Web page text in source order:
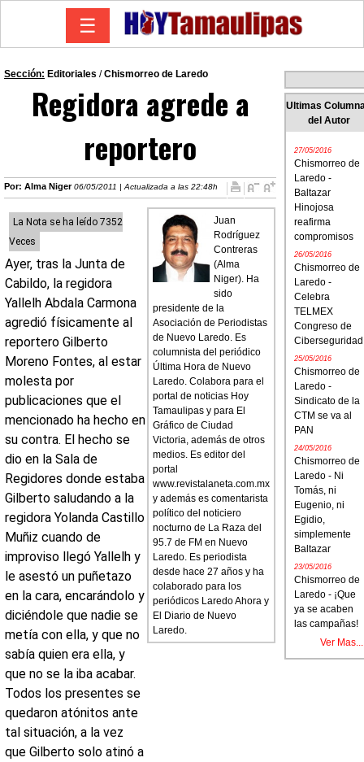
☰
Sección: Editoriales /Chismorreo de Laredo
Regidora agrede a
reportero
Por: Alma Niger 06/05/2011 | Actualizada a las 22:48h
La Nota se ha leído 7352
Veces
Ayer, tras la Junta de
Cabildo, la regidora
Yallelh Abdala Carmona
agredió físicamente al
reportero Gilberto
Moreno Fontes, al estar
molesta por
publicaciones que el
mencionado ha hecho en
su contra. El hecho se
dio en la Sala de
Regidores donde estaba
Gilberto saludando a la
regidora Yolanda Castillo
Muñiz cuando de
improviso llegó Yallelh y
le asestó un puñetazo
en la cara, encarándolo y
diciéndole que nadie se
metía con ella, y que no
sabía quien era ella, y
que no se la iba acabar.
Todos los presentes se
quedaron atónitos ante
tal situación, a la vez
que Gilberto solo atinó a
Juan
Rodríguez
Contreras
(Alma
Niger). Ha
sido
presidente de la
Asociación de Periodistas
de Nuevo Laredo. Es
columnista del periódico
Última Hora de Nuevo
Laredo. Colabora para el
portal de noticias Hoy
Tamaulipas y para El
Gráfico de Ciudad
Victoria, además de otros
medios. Es editor del
portal
www.revistalaneta.com.mx
y además es comentarista
político del noticiero
nocturno de La Raza del
95.7 de FM en Nuevo
Laredo. Es periodista
desde hace 27 años y ha
colaborado para los
periódicos Laredo Ahora y
El Diario de Nuevo
Laredo.
Ultimas
del Autor
27/05/2016
Chismorreo de
Laredo -
Baltazar
Hinojosa
reafirma
compromisos
26/05/2016
Chismorreo de
Laredo -
Celebra
TELMEX
Congreso de
Ciberseguridad
25/05/2016
Chismorreo de
Laredo -
Sindicato de la
CTM se va al
PAN
24/05/2016
Chismorreo de
Laredo - Ni
Tomás, ni
Eugenio, ni
Egidio,
simplemente
Baltazar
23/05/2016
Chismorreo de
Laredo - ¡Que
ya se acaben
las campañas!
Ver Mas...